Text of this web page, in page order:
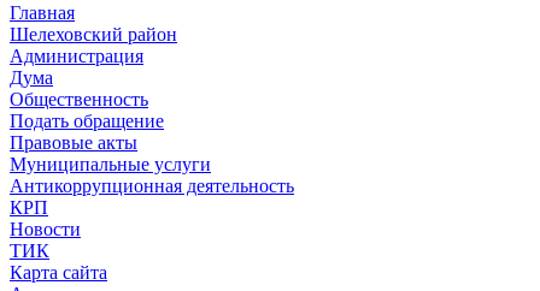
Главная
Шелеховский район
Администрация
Дума
Общественность
Подать обращение
Правовые акты
Муниципальные услуги
Антикоррупционная деятельность
КРП
Новости
ТИК
Карта сайта